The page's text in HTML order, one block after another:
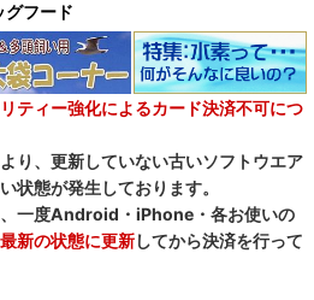
グフード
ティー強化によるカード決済不可につ
り、更新していない古いソフトウエア
状態が発生しております。
一度Android・iPhone・各お使いの
新の状態に更新してから決済を行って